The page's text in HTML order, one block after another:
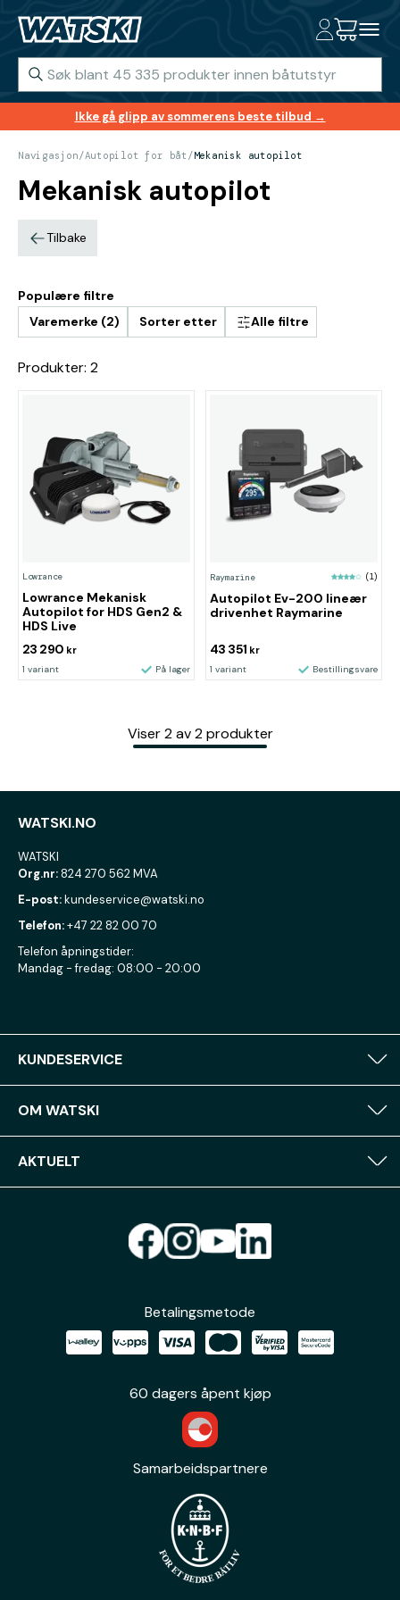
Ikke gå glipp av sommerens beste tilbud →
Navigasjon/Autopilot for båt /Mekanisk autopilot
Mekanisk autopilot
Tilbake
Populære filtre
Varemerke (2)
Sorter etter Alle filtre
Produkter: 2
Lowrance
Lowrance Mekanisk
Autopilot for HDS Gen2 &
HDS Live
23 290 kr
1 variant På lager
Raymarine (1)
Autopilot Ev-200 lineær
drivenhet Raymarine
43 351 kr
1 variant Bestillingsvare
Viser 2 av 2 produkter
WATSKI.NO
WATSKI
Org.nr:824 270 562 MVA
E-post:kundeservice@watski.no
Telefon:+47 22 82 00 70
Telefon åpningstider:
Mandag - fredag: 08:00 - 20:00
KUNDESERVICE
OM WATSKI
AKTUELT
Betalingsmetode
60 dagers åpent kjøp
Samarbeidspartnere